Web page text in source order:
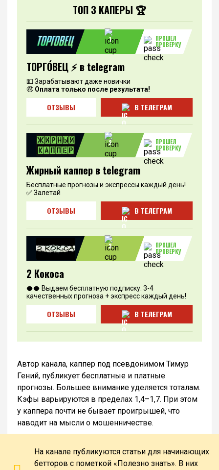
ТОП 3 КАПЕРЫ 🏆
1
ПРОШЕЛ
ПРОВЕРКУ
ТОРГО́ВЕЦ ⚡️ в telegram
💵 Зарабатывают даже новички
🤑 Оплата только после результата!
ОТЗЫВЫ В ТЕЛЕГРАМ
2
ПРОШЕЛ
ПРОВЕРКУ
Жирный каппер в telegram
Бесплатные прогнозы и экспрессы каждый день!
✅ Залетай
ОТЗЫВЫ В ТЕЛЕГРАМ
3
ПРОШЕЛ
ПРОВЕРКУ
2 Кокоса
🥥🥥 Выдаем бесплатную подписку. 3-4
качественных прогноза + экспресс каждый день!
ОТЗЫВЫ В ТЕЛЕГРАМ
Автор канала, каппер под псевдонимом Тимур
Гений, публикует бесплатные и платные
прогнозы. Большее внимание уделяется тоталам.
Кэфы варьируются в пределах 1,4–1,7. При этом
у каппера почти не бывает проигрышей, что
наводит на мысли о мошенничестве.
На канале публикуются статьи для начинающих
бетторов с пометкой «Полезно знать». В них